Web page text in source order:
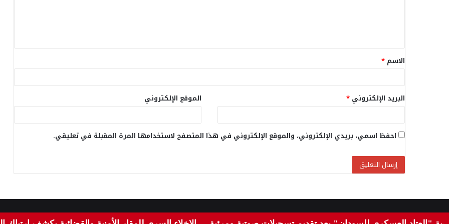
ق
*
الاسم *
البريد الإلكتروني * الموقع الإلكتروني
احفظ اسمي، بريدي الإلكتروني، والموقع الإلكتروني في هذا المتصفح لاستخدامها المرة المقبلة في تعليقي.
© 2026، جميع الحقوق محفوظة | عين اخبار الوطن الحر zainture IT